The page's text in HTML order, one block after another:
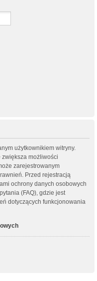
użytkownikiem witryny.
możliwości
zarejestrowanym
Przed rejestracją
ochrony danych osobowych
(FAQ), gdzie jest
dotyczących funkcjonowania